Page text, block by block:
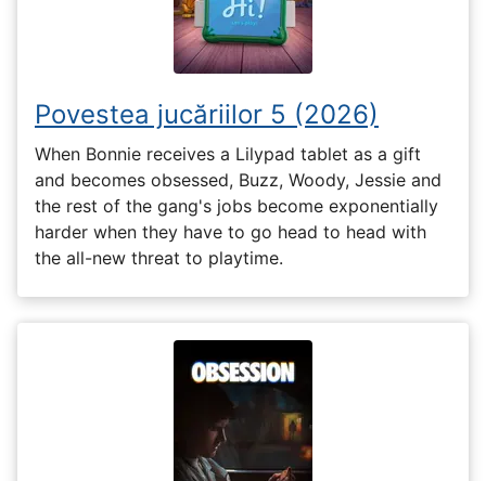
Povestea jucăriilor 5 (2026)
When Bonnie receives a Lilypad tablet as a gift
and becomes obsessed, Buzz, Woody, Jessie and
the rest of the gang's jobs become exponentially
harder when they have to go head to head with
the all-new threat to playtime.